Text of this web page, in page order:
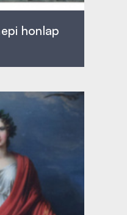
honlap